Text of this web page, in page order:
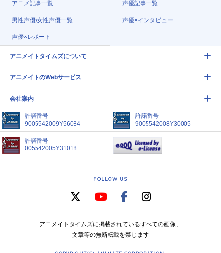
アニメ記事一覧 声優記事一覧
男性声優/女性声優一覧 声優×インタビュー
声優×レポート
アニメイトタイムズについて
アニメイトのWebサービス
会社案内
許諾番号
9005542009Y56084
許諾番号
9005542008Y30005
許諾番号
005542005Y31018
FOLLOW US
アニメイトタイムズに掲載されているすべての画像、
文章等の無断転載を禁じます